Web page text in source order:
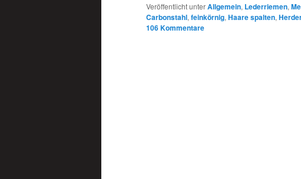
Veröffentlicht unterAllgemein, Lederriemen,
Carbonstahl, feinkörnig, Haare spalten,
106Kommentare